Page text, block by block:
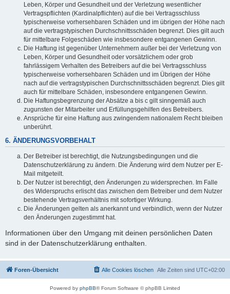
Leben, Körper und Gesundheit und der Verletzung wesentlicher
Vertragspflichten (Kardinalpflichten) auf die bei Vertragsschluss
typischerweise vorhersehbaren Schäden und im übrigen der Höhe nach
auf die vertragstypischen Durchschnittsschäden begrenzt. Dies gilt auch
für mittelbare Folgeschäden wie insbesondere entgangenen Gewinn.
Die Haftung ist gegenüber Unternehmern außer bei der Verletzung von
Leben, Körper und Gesundheit oder vorsätzlichem oder grob
fahrlässigem Verhalten des Betreibers auf die bei Vertragsschluss
typischerweise vorhersehbaren Schäden und im Übrigen der Höhe
nach auf die vertragstypischen Durchschnittsschäden begrenzt. Dies gilt
auch für mittelbare Schäden, insbesondere entgangenen Gewinn.
Die Haftungsbegrenzung der Absätze a bis c gilt sinngemäß auch
zugunsten der Mitarbeiter und Erfüllungsgehilfen des Betreibers.
Ansprüche für eine Haftung aus zwingendem nationalem Recht bleiben
unberührt.
6. ÄNDERUNGSVORBEHALT
Der Betreiber ist berechtigt, die Nutzungsbedingungen und die
Datenschutzerklärung zu ändern. Die Änderung wird dem Nutzer per E-
Mail mitgeteilt.
Der Nutzer ist berechtigt, den Änderungen zu widersprechen. Im Falle
des Widerspruchs erlischt das zwischen dem Betreiber und dem Nutzer
bestehende Vertragsverhältnis mit sofortiger Wirkung.
Die Änderungen gelten als anerkannt und verbindlich, wenn der Nutzer
den Änderungen zugestimmt hat.
Informationen über den Umgang mit deinen persönlichen Daten
sind in der Datenschutzerklärung enthalten.
Foren-Übersicht Alle Zeiten sind UTC+02:00
Alle Cookies löschen
Powered by phpBB® Forum Software © phpBB Limited